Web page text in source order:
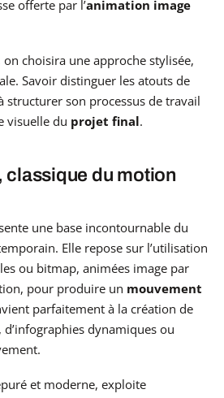
offerte par l’animation image
choisira une approche stylisée,
Savoir distinguer les atouts de
structurer son processus de travail
visuelle du projet final.
classique du motion
une base incontournable du
Elle repose sur l’utilisation
ou bitmap, animées image par
pour produire un mouvement
parfaitement à la création de
, d’infographies dynamiques ou
et moderne, exploite